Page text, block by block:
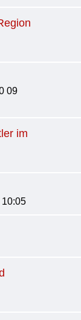
09
im
10:05